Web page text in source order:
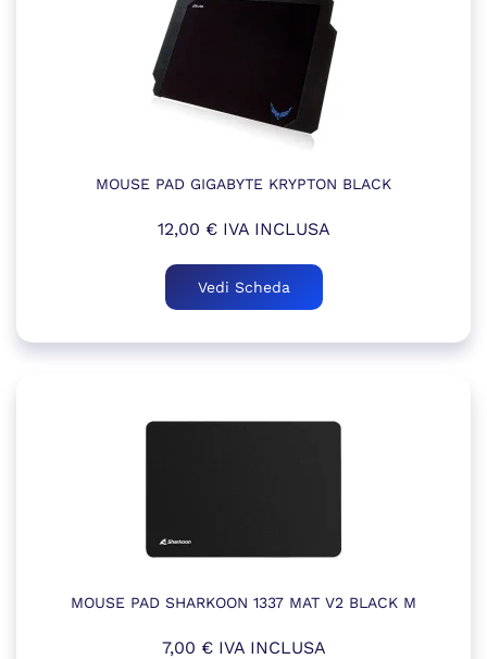
MOUSE PAD GIGABYTE KRYPTON BLACK
12,00 €IVA INCLUSA
Vedi Scheda
MOUSE PAD SHARKOON 1337 MAT V2 BLACK M
7,00 €IVA INCLUSA